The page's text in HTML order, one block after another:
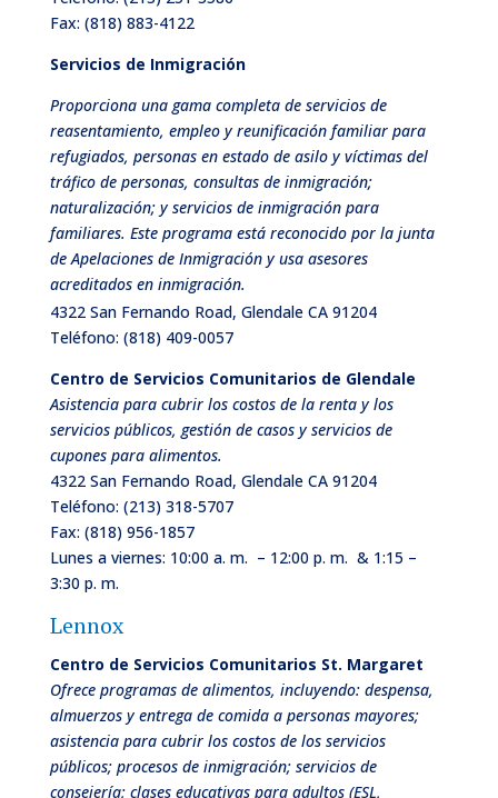
Fax: (818) 883-4122
Servicios de Inmigración
Proporciona una gama completa de servicios de
reasentamiento, empleo y reunificación familiar para
refugiados, personas en estado de asilo y víctimas del
tráfico de personas, consultas de inmigración;
naturalización; y servicios de inmigración para
familiares. Este programa está reconocido por la junta
de Apelaciones de Inmigración y usa asesores
acreditados en inmigración.
4322 San Fernando Road, Glendale CA 91204
Teléfono: (818) 409-0057
Centro de Servicios Comunitarios de Glendale
Asistencia para cubrir los costos de la renta y los
servicios públicos, gestión de casos y servicios de
cupones para alimentos.
4322 San Fernando Road, Glendale CA 91204
Teléfono: (213) 318-5707
Fax: (818) 956-1857
Lunes a viernes: 10:00 a. m. – 12:00 p. m. & 1:15 –
3:30 p. m.
Lennox
Centro de Servicios Comunitarios St. Margaret
Ofrece programas de alimentos, incluyendo: despensa,
almuerzos y entrega de comida a personas mayores;
asistencia para cubrir los costos de los servicios
públicos; procesos de inmigración; servicios de
consejería; clases educativas para adultos (ESL,